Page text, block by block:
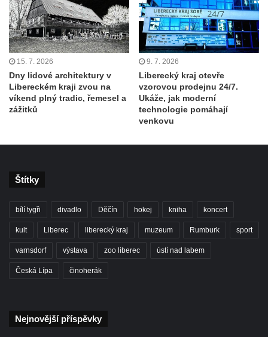
15. 7. 2026
Dny lidové architektury v
Libereckém kraji zvou na
víkend plný tradic, řemesel a
zážitků
9. 7. 2026
Liberecký kraj otevře
vzorovou prodejnu 24/7.
Ukáže, jak moderní
technologie pomáhají
venkovu
Štítky
bílí tygři divadlo Děčín hokej kniha koncert
kult Liberec liberecký kraj muzeum Rumburk sport
varnsdorf výstava zoo liberec ústí nad labem
Česká Lípa činoherák
Nejnovější příspěvky